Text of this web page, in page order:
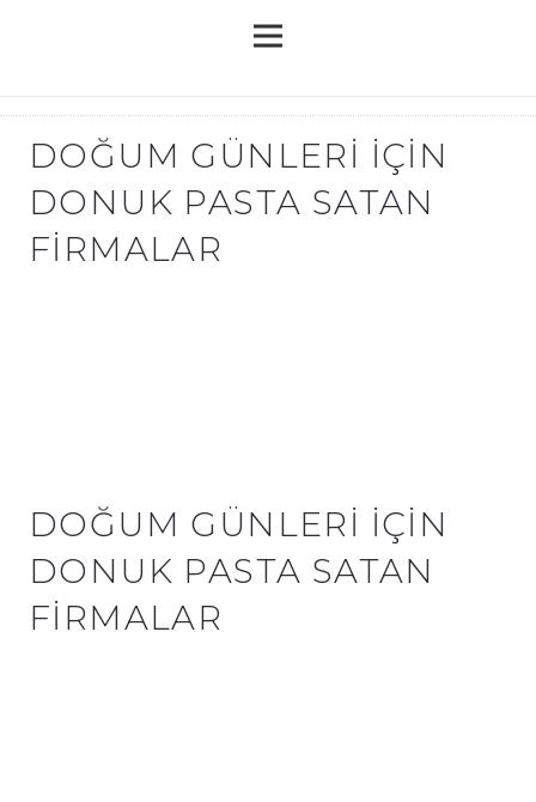
DOĞUM GÜNLERI IÇIN
DONUK PASTA SATAN
FIRMALAR
DOĞUM GÜNLERI IÇIN
DONUK PASTA SATAN
FIRMALAR